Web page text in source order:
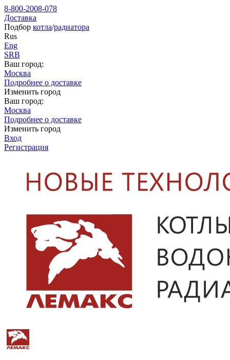
8-800-2008-078
Доставка
Подбор котла/радиатора
Rus
Eng
SRB
Ваш город:
Москва
Подробнее о доставке
Изменить город
Ваш город:
Москва
Подробнее о доставке
Изменить город
Вход
Регистрация